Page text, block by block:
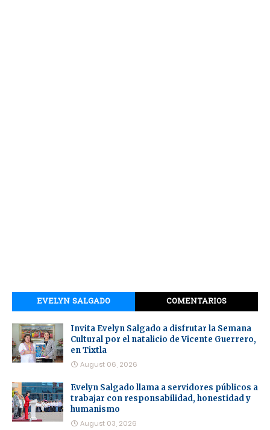
EVELYN SALGADO COMENTARIOS
Invita Evelyn Salgado a disfrutar la Semana
Cultural por el natalicio de Vicente Guerrero,
en Tixtla
August 06, 2026
Evelyn Salgado llama a servidores públicos a
trabajar con responsabilidad, honestidad y
humanismo
August 03, 2026